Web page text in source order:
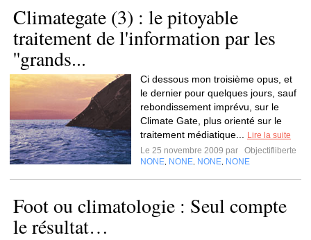
Climategate (3) : le pitoyable
traitement de l'information par les
''grands...
Ci dessous mon troisième opus, et
le dernier pour quelques jours, sauf
rebondissement imprévu, sur le
Climate Gate, plus orienté sur le
traitement médiatique...
Lire la suite
Le 25 novembre 2009 par
Objectifliberte
NONE NONE NONE NONE
Foot ou climatologie : Seul compte
le résultat…